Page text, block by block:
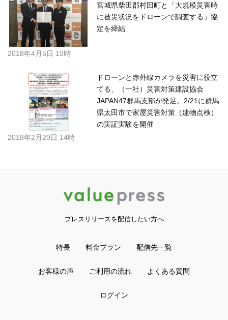
宮城県柴田郡村田町と「大規模災害時
に被災状況をドローンで調査する」協
定を締結
2018年4月5日 10時
ドローンと赤外線カメラを災害に役立
てる、（一社）災害対策建設協会
JAPAN47群馬支部が発足。2/21に群馬
県太田市で家屋災害対策（建物点検）
の実証実験を開催
2018年2月20日 14時
プレスリリースを配信したい方へ
特長 料金プラン 配信先一覧
お客様の声 ご利用の流れ よくある質問
ログイン